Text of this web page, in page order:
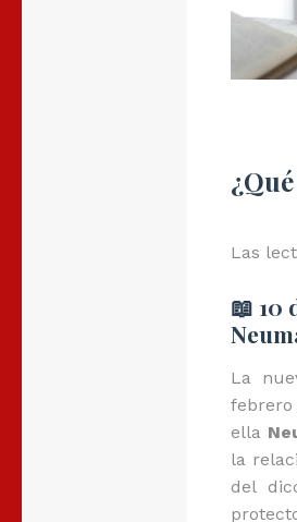
Las
📖 10
La
febrero
ella
la
del